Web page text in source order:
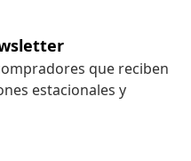
que reciben
estacionales y